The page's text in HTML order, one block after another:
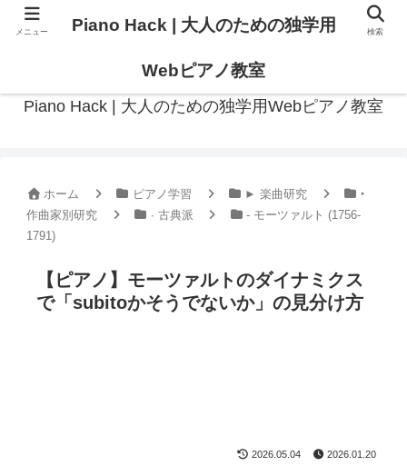
Piano Hack | 大人のための独学用Webピアノ教室
ホーム ピアノ学習 ► 楽曲研究
‣
作曲家別研究
· 古典派
- モーツァルト (1756-
1791)
【ピアノ】モーツァルトのダイナミクス
で「subitoかそうでないか」の見分け方
2026.05.04 2026.01.20
メニュー Piano Hack | 大人のための独学用
Webピアノ教室
検索